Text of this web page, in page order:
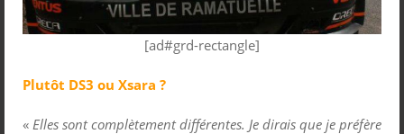
[ad#grd-rectangle]
Plutôt DS3 ou Xsara ?
« Elles sont complètement différentes. Je dirais que je préfère